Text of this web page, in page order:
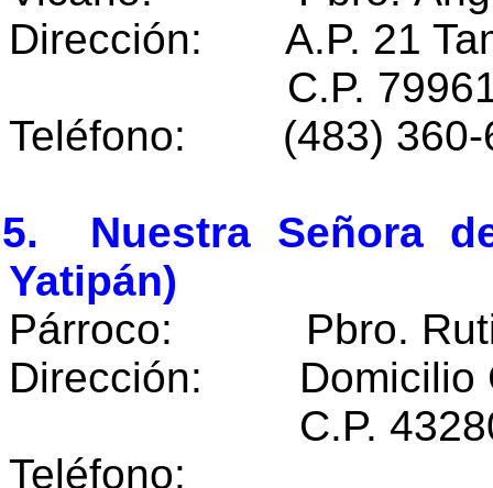
Dirección: A.P. 21
C.P. 79961
Teléfono: (483) 360-
Nuestra Señora
Yatipán)
Párroco: Pbro.
Dirección: Domicilio
C.P. 43280
Teléfono: